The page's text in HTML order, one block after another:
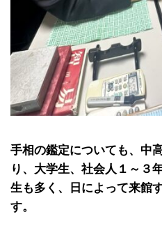
手相の鑑定についても、中
り、大学生、社会人１～３
生も多く、日によって来館
す。